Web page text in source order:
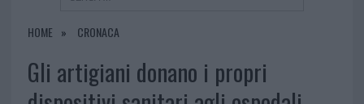
HOME CRONACA
Gli artigiani donano i propri